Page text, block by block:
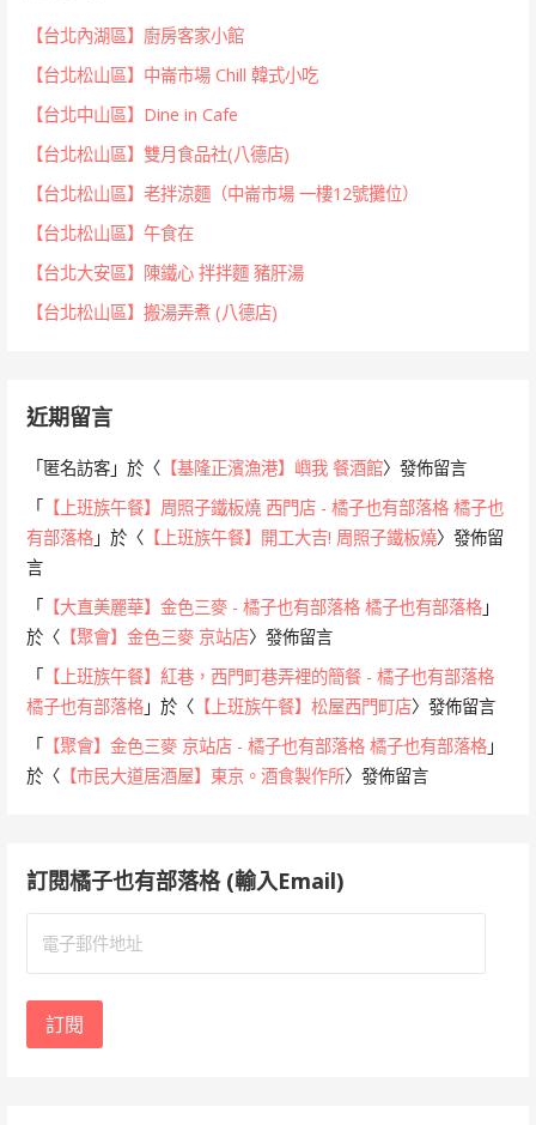
【台北內湖區】廚房客家小館
【台北松山區】中崙市場 Chill 韓式小吃
【台北中山區】Dine in Cafe
【台北松山區】雙月食品社(八德店)
【台北松山區】老拌涼麵（中崙市場 一樓12號攤位）
【台北松山區】午食在
【台北大安區】陳鐵心 拌拌麵 豬肝湯
【台北松山區】搬湯弄煮 (八德店)
近期留言
「匿名訪客 」於〈 【基隆正濱漁港】嶼我 餐酒館〉發佈留言
「 【上班族午餐】周照子鐵板燒 西門店 - 橘子也有部落格 橘子也
有部落格 」於〈 【上班族午餐】開工大吉! 周照子鐵板燒〉發佈留
言
「 【大直美麗華】金色三麥 - 橘子也有部落格 橘子也有部落格 」
於〈 【聚會】金色三麥 京站店〉發佈留言
「 【上班族午餐】紅巷，西門町巷弄裡的簡餐 - 橘子也有部落格
橘子也有部落格 」於〈 【上班族午餐】松屋西門町店〉發佈留言
「 【聚會】金色三麥 京站店 - 橘子也有部落格 橘子也有部落格 」
於〈 【市民大道居酒屋】東京。酒食製作所〉發佈留言
訂閱橘子也有部落格 (輸入Email)
地
訂閱